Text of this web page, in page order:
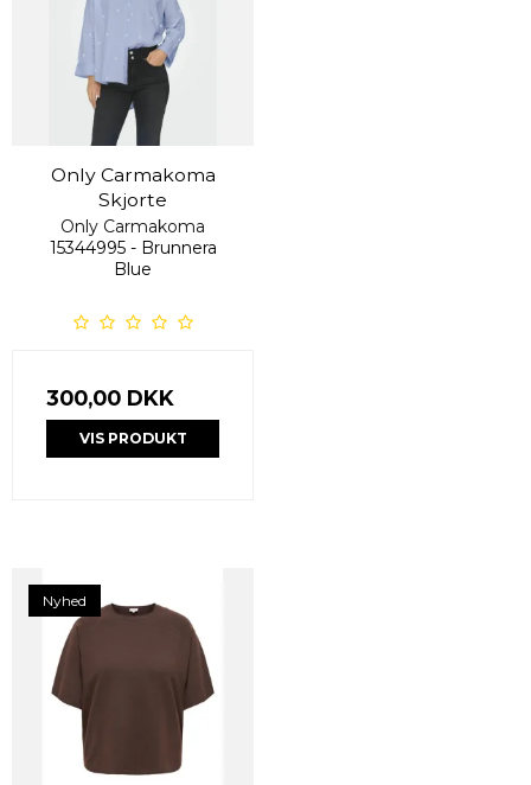
Only Carmakoma
Skjorte
Only Carmakoma
15344995 - Brunnera
Blue
300,00 DKK
VIS PRODUKT
Nyhed